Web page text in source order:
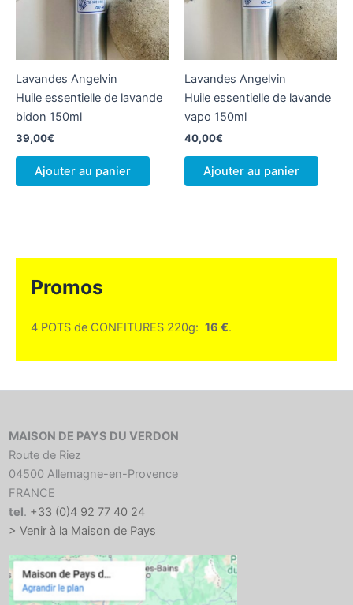
Lavandes Angelvin
Huile essentielle de lavande
bidon 150ml
39,00€
Ajouter au panier
Lavandes Angelvin
Huile essentielle de lavande
vapo 150ml
40,00€
Ajouter au panier
Promos
4 POTS de CONFITURES 220g: 16 €.
MAISON DE PAYS DU VERDON
Route de Riez
04500 Allemagne-en-Provence
FRANCE
tel. +33 (0)4 92 77 40 24
> Venir à la Maison de Pays